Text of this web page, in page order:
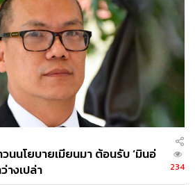
ะมาณของสำนักงานประกันสังคม
ยว่า ผลการตรวจสอบชี้ให้เห็นว่า
มผิดพลาดในกระบวนการบันทึกบัญชี
จริต คณะกรรมาธิการฯ จะติดตาม
ะอาจมีการเชิญ สตง. สำนักงบ
ลาง มาร่วมหารือในอนาคตเพื่อ
สดุของภาครัฐในภาพรวม
กันสังคมให้รายละเอียดเพิ่มเติมว่า
วเลขเกิดจากการนำข้อมูลเข้าสู่
มใช้งานเป็นครั้งแรก ตัวอย่างเช่น
นนโยบายเมียนมา ต้อนรับ ‘มินอ่
งเปล่า
234